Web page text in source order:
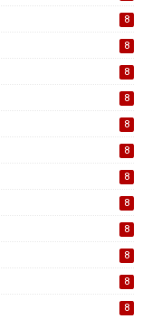
8
8
8
8
8
8
8
8
8
8
8
8